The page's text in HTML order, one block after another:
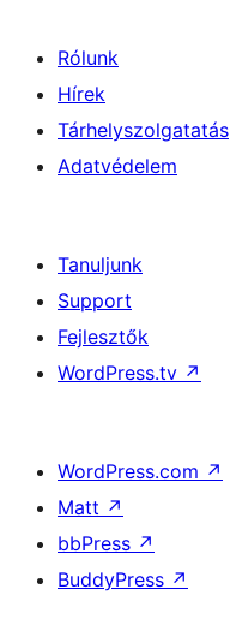
Rólunk
Hírek
Tárhelyszolgatatás
Adatvédelem
Tanuljunk
Support
Fejlesztők
WordPress.tv ↗
WordPress.com ↗
Matt ↗
bbPress ↗
BuddyPress ↗